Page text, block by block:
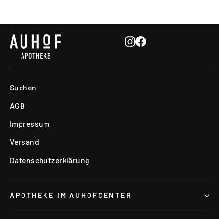
Instagram
Facebook
Suchen
AGB
Impressum
Versand
Datenschutzerklärung
APOTHEKE IM AUHOFCENTER